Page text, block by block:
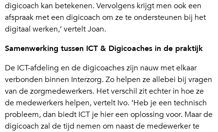
digicoach kan betekenen. Vervolgens krijgt men ook een
afspraak met een digicoach om ze te ondersteunen bij het
digitaal werken,’ vertelt Joan.
Samenwerking tussen ICT & Digicoaches in de praktijk
De ICT-afdeling en de digicoaches zijn nauw met elkaar
verbonden binnen Interzorg. Zo helpen ze allebei bij vragen
van de zorgmedewerkers. Het verschil zit echter in hoe ze
de medewerkers helpen, vertelt Ivo. ‘Heb je een technisch
probleem, dan biedt ICT je hier een oplossing voor. Maar de
digicoach zal de tijd nemen om naast de medewerker te